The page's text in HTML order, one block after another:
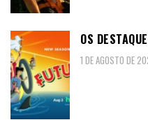
OS
1 DE AGOSTO DE